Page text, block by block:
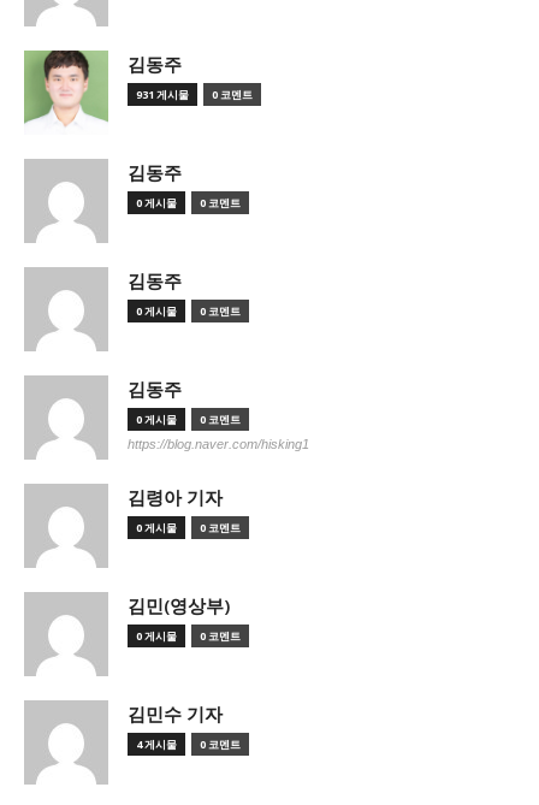
김동주
931 게시물 0 코멘트
김동주
0 게시물 0 코멘트
김동주
0 게시물 0 코멘트
김동주
0 게시물 0 코멘트
https://blog.naver.com/hisking1
김령아 기자
0 게시물 0 코멘트
김민(영상부)
0 게시물 0 코멘트
김민수 기자
4 게시물 0 코멘트